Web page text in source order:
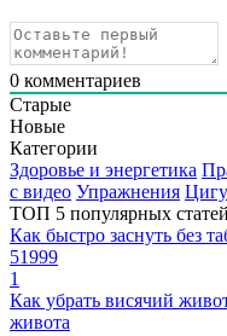
0 комментариев
Старые
Новые
Категории
Здоровье и энергетика
с видео Упражнения
ТОП 5 популярных статей
Как быстро заснуть без
51999
1
Как убрать висячий
живота